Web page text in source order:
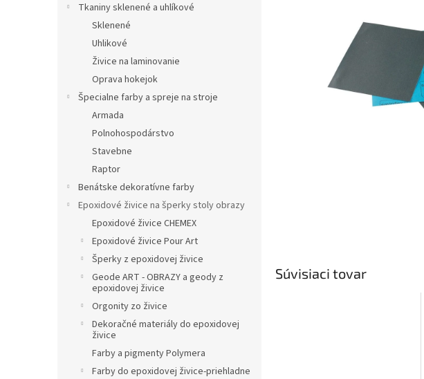
Tkaniny sklenené a uhlíkové
Sklenené
Uhlikové
Živice na laminovanie
Oprava hokejok
Špecialne farby a spreje na stroje
Armada
Polnohospodárstvo
Stavebne
Raptor
Benátske dekoratívne farby
Epoxidové živice na šperky stoly obrazy
Epoxidové živice CHEMEX
Epoxidové živice Pour Art
Šperky z epoxidovej živice
Geode ART - OBRAZY a geody z
epoxidovej živice
Orgonity zo živice
Dekoračné materiály do epoxidovej
živice
Farby a pigmenty Polymera
Farby do epoxidovej živice-priehladne
hviezdičiek.
Súvisiaci tovar